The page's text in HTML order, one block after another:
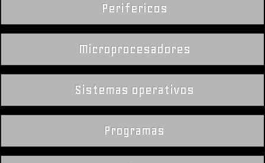
Perifericos
Microprocesadores
Sistemas operativos
Programas